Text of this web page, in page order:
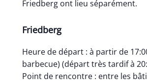
Friedberg ont lieu séparément.
Friedberg
Heure de départ : à partir de
barbecue) (départ très tardif à
Point de rencontre : entre les